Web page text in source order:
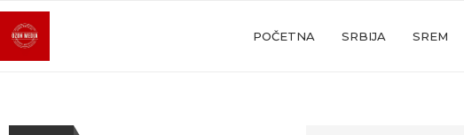
POČETNA SRBIJA SREM